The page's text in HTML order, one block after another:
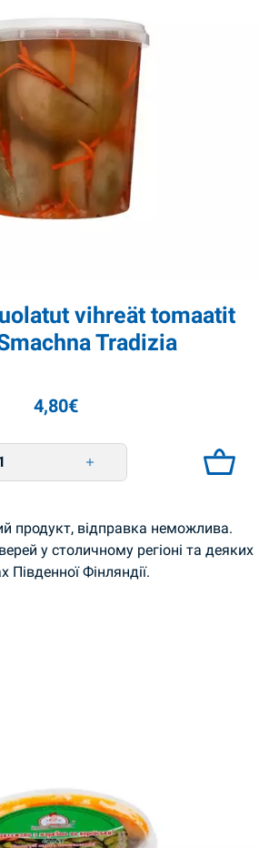
vihreät tomaatit
Tradizia
4,80€
tomaatit 600 g Smachna Tradizia quantity
продукт, відправка неможлива.
у столичному регіоні та деяких
Південної Фінляндії.